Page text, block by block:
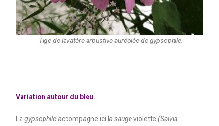
Tige de lavatère arbustive auréolée de gypsophile.
Variation autour du bleu.
Lagypsophile accompagne ici lasaugeviolette (Salvia